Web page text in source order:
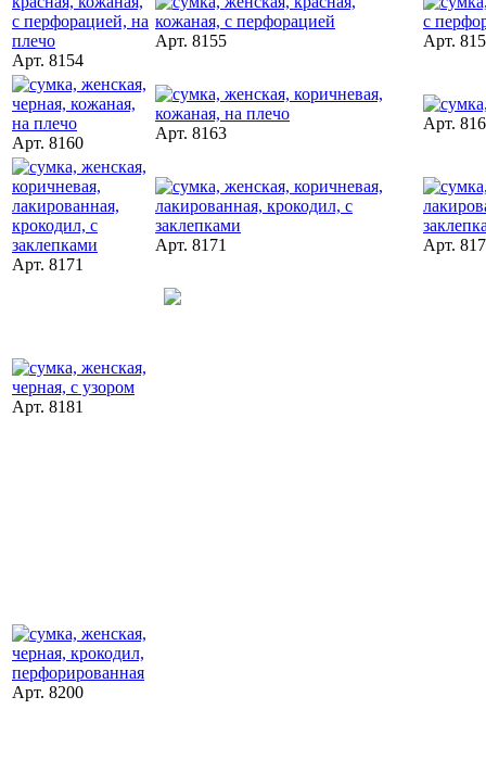
Арт. 8154
Арт. 8155 Арт.
Арт. 8160
Арт. 8163
Арт.
Арт. 8171
Арт. 8171 Арт.
Арт. 8181
Арт. 8200